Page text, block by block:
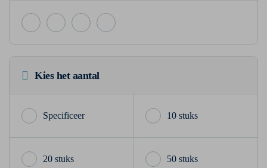
Kies het aantal
10 stuks
20 stuks 50 stuks